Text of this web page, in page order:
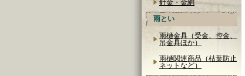
針金・金網
雨とい
雨樋金具（受金、控金、
吊金具ほか）
雨樋関連商品（枯葉防止
ネットなど）